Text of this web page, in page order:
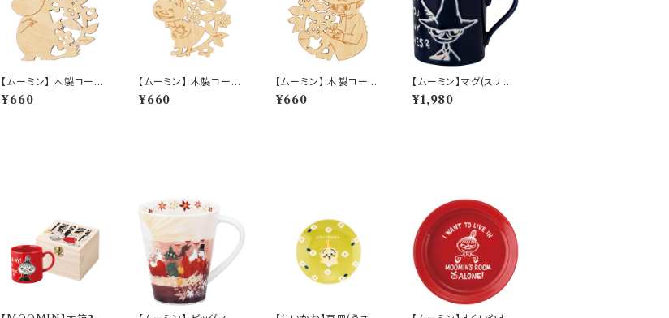
【ムーミン】 木製コース
ター（ムーミン）【木製コ
ースター】
¥660
【ムーミン】 木製コース
ター（リトルミイ）【木製
コースター】
¥660
【ムーミン】 木製コース
ター（スナフキン）【木製
コースター】
¥660
【ムーミン】マグ(スナフ
キン）【MM9000】M
M9003-11
¥1,980